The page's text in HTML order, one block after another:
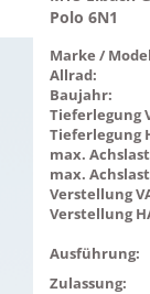
Polo 6N1
Marke /
Allrad:
Baujahr:
Tieferlegung
Tieferlegung
max. Achslast
max.
Verstellung
Verstellung
Ausführung:
Zulassung: